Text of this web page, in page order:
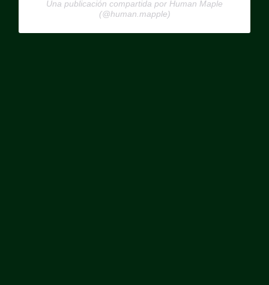
Una publicación compartida por Human Maple
(@human.mapple)